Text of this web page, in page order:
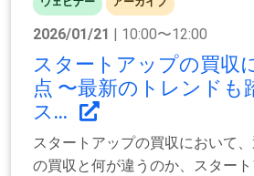
2026/01/21 | 10:00〜12:00
スタートアップの買収
点 〜最新のトレンドも
ス...
スタートアップの買収において
の買収と何が違うのか、スター